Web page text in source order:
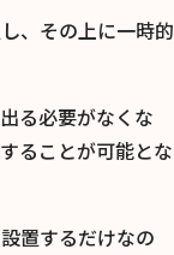
、その上に一時的
る必要がなくな
ることが可能とな
置するだけなの